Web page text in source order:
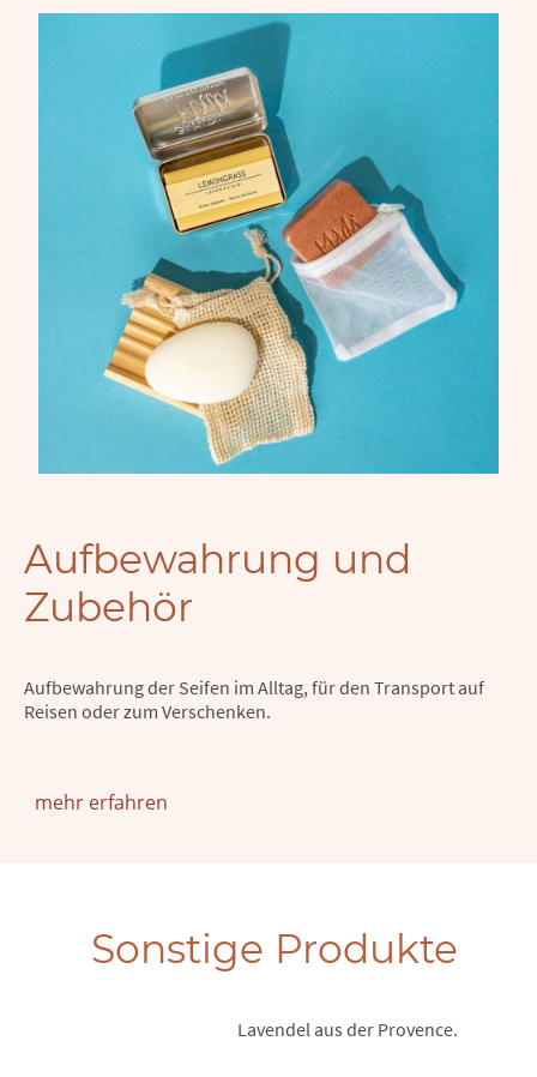
Aufbewahrung und
Zubehör
Aufbewahrung der Seifen im Alltag, für den Transport auf
Reisen oder zum Verschenken.
mehr erfahren
Sonstige Produkte
Lavendel aus der Provence.